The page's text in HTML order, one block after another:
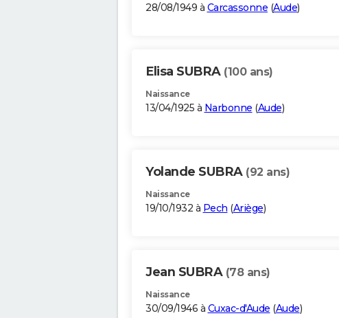
28/08/1949 à Carcassonne (Aude)
Elisa SUBRA (100 ans)
Naissance
13/04/1925 à Narbonne (Aude)
Yolande SUBRA (92 ans)
Naissance
19/10/1932 à Pech (Ariège)
Jean SUBRA (78 ans)
Naissance
30/09/1946 à Cuxac-d'Aude (Aude)